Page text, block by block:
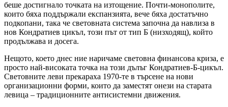
беше достигнало точката на изтощение. Почти-монополите,
които бяха поддържали експанзията, вече бяха достатъчно
подкопани, така че световната система започна да навлиза в
нов Кондратиев цикъл, този път от тип Б (низходящ), който
продължава и досега.
Нещото, което днес ние наричаме световна финансова криза, е
просто най-високата точка на този дълъг Кондратиев-Б-цикъл.
Световните леви прекараха 1970-те в търсене на нови
организационни форми, които да заместят онези на старата
левица – традиционните антисистемни движения.